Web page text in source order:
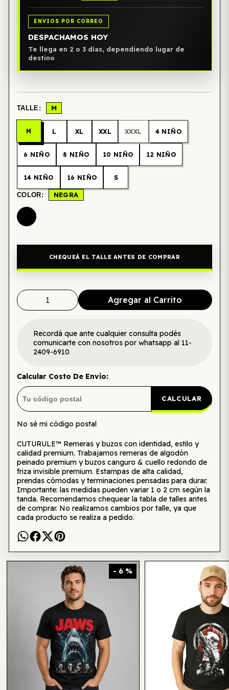
ENVIOS POR CORREO
DESPACHAMOS HOY
Te llega en 2 o 3 días, dependiendo lugar de
destino
TALLE: M
M L XL XXL XXXL 4 NIÑO
6 NIÑO 8 NIÑO 10 NIÑO 12 NIÑO
14 NIÑO 16 NIÑO S
COLOR: NEGRA
CHEQUEÁ EL TALLE ANTES DE COMPRAR
Agregar al Carrito
Recordá que ante cualquier consulta podés
comunicarte con nosotros por whatsapp al 11-
2409-6910
Calcular Costo De Envío:
CALCULAR
No sé mi código postal
CUTURULE™ Remeras y buzos con identidad, estilo y
calidad premium. Trabajamos remeras de algodón
peinado premium y buzos canguro & cuello redondo de
friza invisible premium. Estampas de alta calidad,
prendas cómodas y terminaciones pensadas para durar.
Importante: las medidas pueden variar 1 o 2 cm según la
tanda. Recomendamos chequear la tabla de talles antes
de comprar. No realizamos cambios por talle, ya que
cada producto se realiza a pedido.
Te puede interesar también
- 6 %